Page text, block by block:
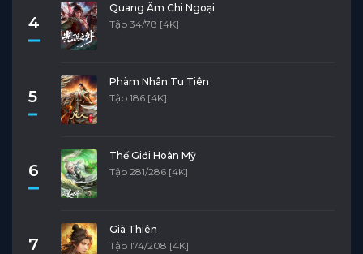
4
Quang Âm Chi Ngoại
Tập 34/78 [4K]
5
Phàm Nhân Tu Tiên
Tập 186 [4K]
6
Thế Giới Hoàn Mỹ
Tập 281/286 [4K]
7
Già Thiên
Tập 174/208 [4K]